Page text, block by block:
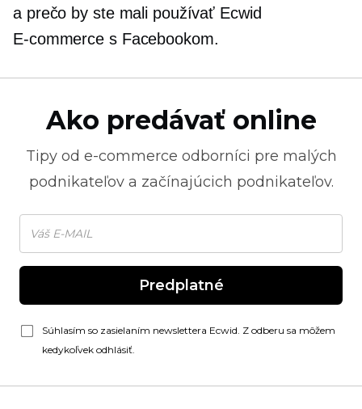
a prečo by ste mali používať Ecwid
E-commerce s Facebookom.
Ako predávať online
Tipy od e-commerce odborníci pre malých
podnikateľov a začínajúcich podnikateľov.
Predplatné
Súhlasím so zasielaním newslettera Ecwid. Z odberu sa môžem
kedykoľvek odhlásiť.